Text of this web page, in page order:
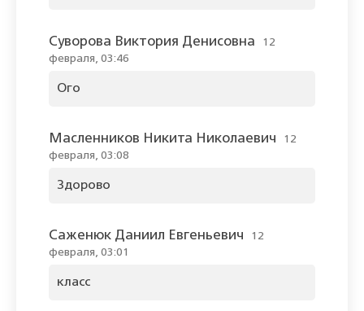
Суворова Виктория Денисовна
12
февраля, 03:46
Ого
Масленников Никита Николаевич
12
февраля, 03:08
Здорово
Саженюк Даниил Евгеньевич
12
февраля, 03:01
класс